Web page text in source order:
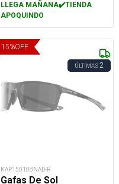
LLEGA MAÑANA✔️TIENDA
APOQUINDO
15%OFF
ÚLTIMAS2
KAP150108NAD-R
Gafas De Sol